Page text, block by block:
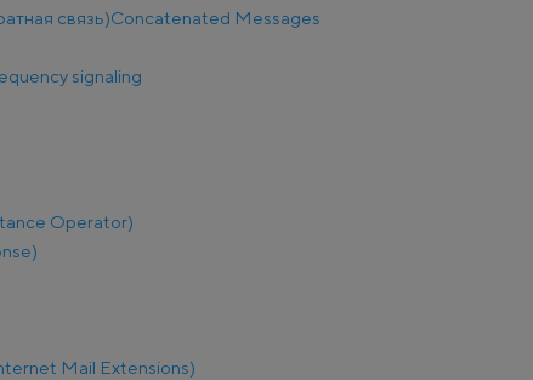
связь)Concatenated Messages
signaling
Operator)
Mail Extensions)